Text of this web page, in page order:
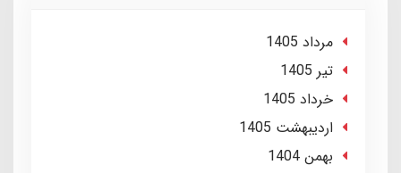
مرداد 1405
تير 1405
خرداد 1405
ارديبهشت 1405
بهمن 1404